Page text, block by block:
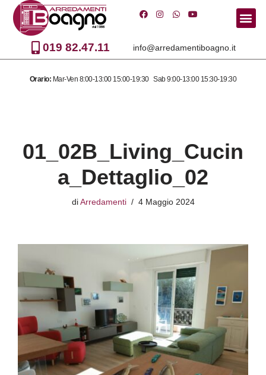
Vai
contenuto
019 82.47.11 info@arredamentiboagno.it
Orario: Mar-Ven 8:00-13:00 15:00-19:30 Sab 9:00-13:00 15:30-19:30
01_02B_Living_Cucin
a_Dettaglio_02
di Arredamenti 4 Maggio 2024